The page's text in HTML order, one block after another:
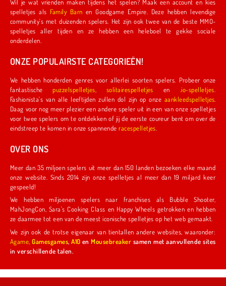
Wil je wat vrienden maken tijdens het spelen? Maak een account en kies
spelletjes als
Family Barn en Goodgame Empire. Deze hebben levendige
community's met duizenden spelers. Het zijn ook twee van de beste MMO-
spelletjes aller tijden en ze hebben een heleboel te gekke sociale
onderdelen.
ONZE POPULAIRSTE CATEGORIEËN!
We hebben honderden genres voor allerlei soorten spelers. Probeer onze
fantastischepuzzelspelletjes solitairespelletjes en .io-spelletjes
Fashionista's van alle leeftijden zullen dol zijn op onze aankleedspelletjes
Daag voor nog meer plezier een andere speler uit in een van onze spelletjes
voor twee spelers om te ontdekken of jij de eerste coureur bent om over de
eindstreep te komen in onze spannenderacespelletjes
OVER ONS
Meer dan 35 miljoen spelers uit meer dan 150 landen bezoeken elke maand
onze website. Sinds 2014 zijn onze spelletjes al meer dan 19 miljard keer
gespeeld!
We hebben miljoenen spelers naar franchises als Bubble Shooter,
MahJongCon, Sara's Cooking Class en Happy Wheels getrokken en hebben
ze daarmee tot een van de meest iconische spelletjes op het web gemaakt.
We zijn ook de trotse eigenaar van tientallen andere websites, waaronder:
Agame ,Gamesgames,A10 enMousebreaker samen met aanvullende sites
in verschillende talen.